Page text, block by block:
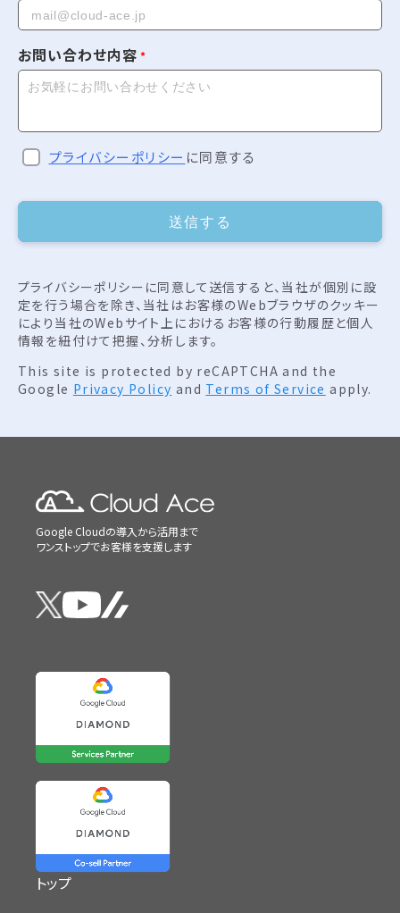
お問い合わせ内容
プライバシーポリシー に同意する
送信する
プライバシーポリシーに同意して送信すると、当社が個別に設
定を行う場合を除き、当社はお客様のWebブラウザのクッキー
により当社のWebサイト上におけるお客様の行動履歴と個人
情報を紐付けて把握、分析します。
This site is protected by reCAPTCHA and the
Google Privacy Policy and Terms of Service apply.
Google Cloudの導入から活用まで
ワンストップでお客様を支援します
トップ